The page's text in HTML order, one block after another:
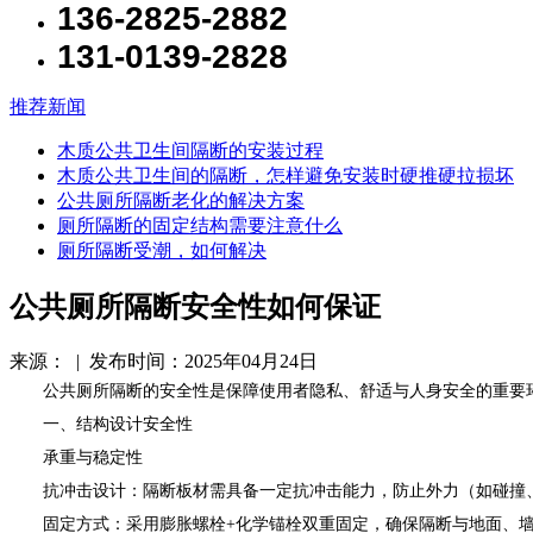
136-2825-2882
131-0139-2828
推荐新闻
木质公共卫生间隔断的安装过程
木质公共卫生间的隔断，怎样避免安装时硬推硬拉损坏
公共厕所隔断老化的解决方案
厕所隔断的固定结构需要注意什么
厕所隔断受潮，如何解决
公共厕所隔断安全性如何保证
来源： | 发布时间：2025年04月24日
公共厕所隔断的安全性是保障使用者隐私、舒适与人身安全的重要
一、结构设计安全性
承重与稳定性
抗冲击设计：隔断板材需具备一定抗冲击能力，防止外力（如碰撞
固定方式：采用膨胀螺栓+化学锚栓双重固定，确保隔断与地面、